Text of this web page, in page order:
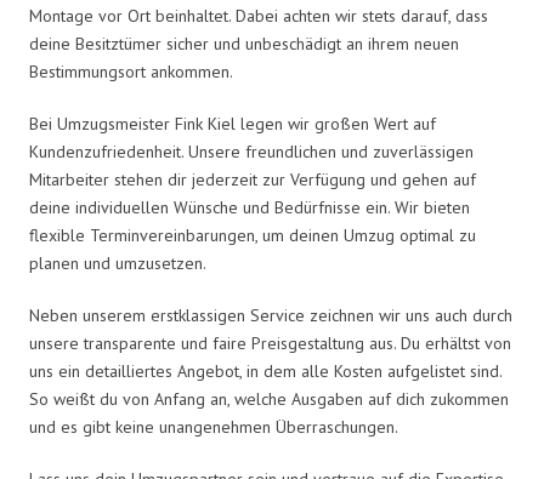
Montage vor Ort beinhaltet. Dabei achten wir stets darauf, dass
deine Besitztümer sicher und unbeschädigt an ihrem neuen
Bestimmungsort ankommen.
Bei Umzugsmeister Fink Kiel legen wir großen Wert auf
Kundenzufriedenheit. Unsere freundlichen und zuverlässigen
Mitarbeiter stehen dir jederzeit zur Verfügung und gehen auf
deine individuellen Wünsche und Bedürfnisse ein. Wir bieten
flexible Terminvereinbarungen, um deinen Umzug optimal zu
planen und umzusetzen.
Neben unserem erstklassigen Service zeichnen wir uns auch durch
unsere transparente und faire Preisgestaltung aus. Du erhältst von
uns ein detailliertes Angebot, in dem alle Kosten aufgelistet sind.
So weißt du von Anfang an, welche Ausgaben auf dich zukommen
und es gibt keine unangenehmen Überraschungen.